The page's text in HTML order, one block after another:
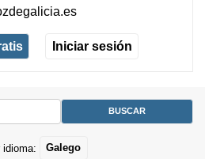
Iniciar sesión
idioma: Galego